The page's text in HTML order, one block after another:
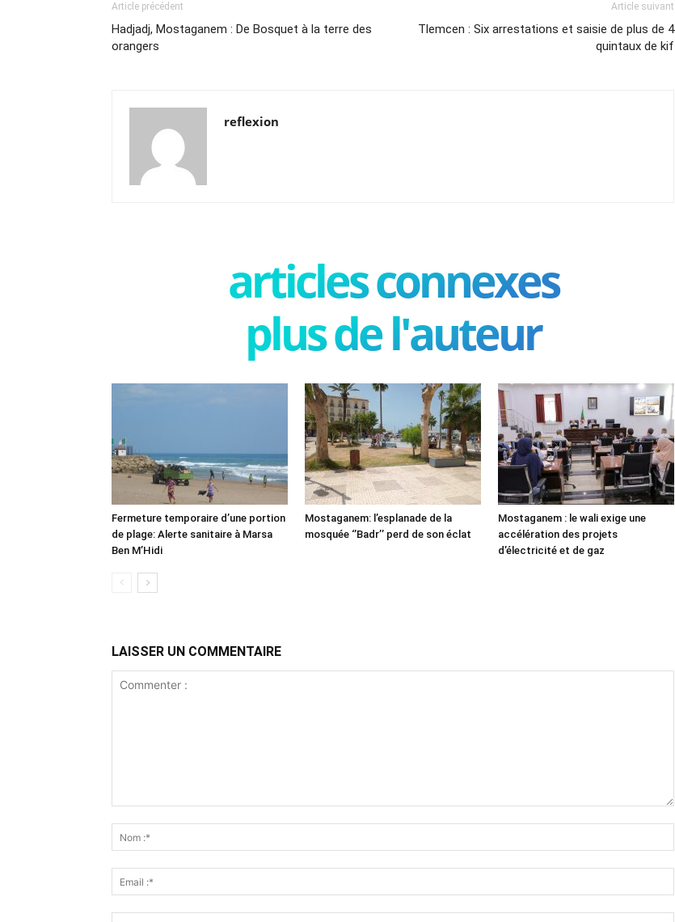
Article précédent
Hadjadj, Mostaganem : De Bosquet à la terre des
orangers
Article suivant
Tlemcen : Six arrestations et saisie de plus de 4
quintaux de kif
reflexion
articles connexes
plus de l'auteur
Fermeture temporaire d’une portion
de plage: Alerte sanitaire à Marsa
Ben M’Hidi
Mostaganem: l’esplanade de la
mosquée ‘’Badr’’ perd de son éclat
Mostaganem : le wali exige une
accélération des projets
d’électricité et de gaz
LAISSER UN COMMENTAIRE